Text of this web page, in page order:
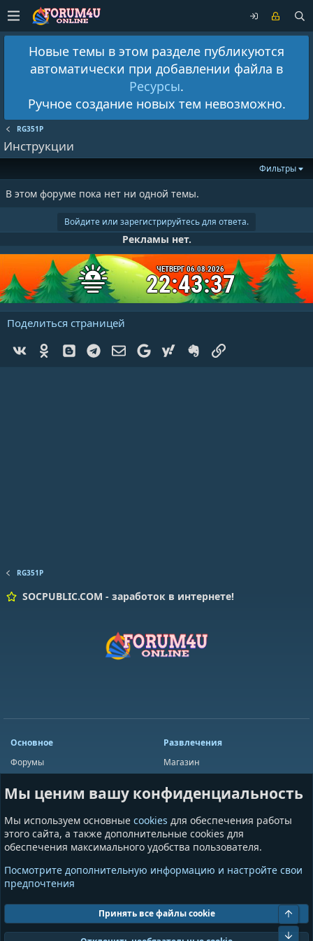
Новые темы в этом разделе публикуются
автоматически при добавлении файла в
Ресурсы.
Ручное создание новых тем невозможно.
RG351P
Инструкции
Фильтры
В этом форуме пока нет ни одной темы.
Войдите или зарегистрируйтесь для ответа.
Рекламы нет.
ЧЕТВЕРГ 06.08.2026
22:43:37
Поделиться страницей
Vk Ok BloggerTelegramЭлектронная почта
GoogleYahoo EvernoteСсылка
RG351P
SOCPUBLIC.COM - заработок в интернете!
Основное
Форумы
Мини-чат
Ресурсы
Сообщества
Развлечения
Магазин
Лотереи
Приложения
Информация
Условия и правила
Политика конфиденциальности
Помощь
Разное
Общая информация
Пожертвования
GrayAndBlue (Dark)
Мы ценим вашу конфиденциальность
Мы используем основные cookies для обеспечения работы
этого сайта, а также дополнительные cookies для
обеспечения максимального удобства пользователя.
Посмотрите дополнительную информацию и настройте свои
предпочтения
Принять все файлы cookie